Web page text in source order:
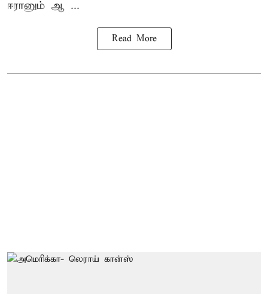
ஈரானும் ஆ ...
Read More